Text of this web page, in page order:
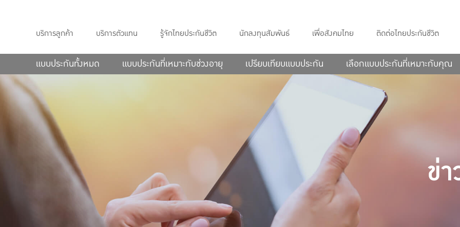
บริการลูกค้า บริการตัวแทน รู้จักไทยประกันชีวิต นักลงทุนสัมพันธ์ เพื่อสังคมไทย ติดต่อไทยประกันชีวิต
แบบประกันทั้งหมด แบบประกันที่เหมาะกับช่วงอายุ เปรียบเทียบแบบประกัน เลือกแบบประกันที่เหมาะกับคุณ
ข่